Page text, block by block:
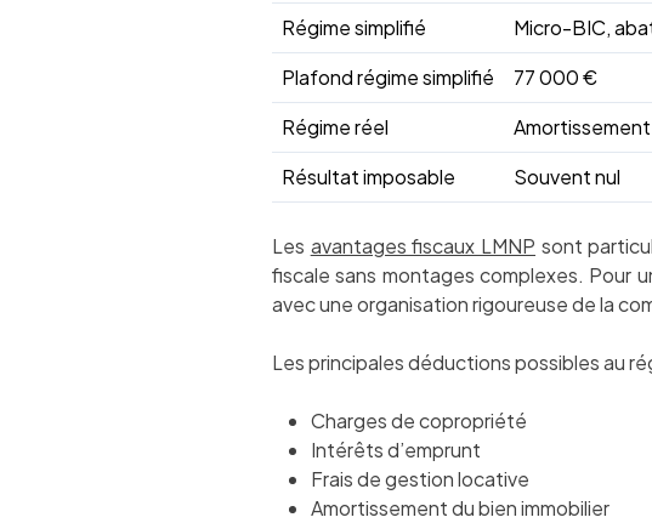
Régime simplifié
Micro-BIC,
Plafond régime simplifié
77 000 €
Régime réel
Résultat imposable
Souvent nul
Les avantages fiscaux LMNP sont
fiscale sans montages complexes. Pour
avec une organisation rigoureuse de la
Les principales déductions possibles au
Charges de copropriété
Intérêts d’emprunt
Frais de gestion locative
Amortissement du bien immobilier